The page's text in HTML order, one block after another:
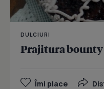
DULCIURI
Prajitura bounty
Îmi place